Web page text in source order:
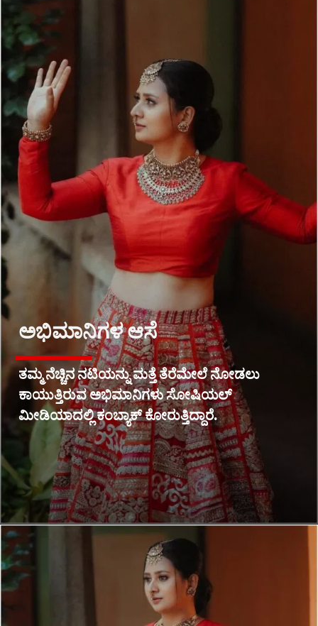
ಅಭಿಮಾನಿಗಳ ಆಸೆ
ತಮ್ಮ ನೆಚ್ಚಿನ ನಟಿಯನ್ನು ಮತ್ತೆ ತೆರೆಮೇಲೆ ನೋಡಲು
ಕಾಯುತ್ತಿರುವ ಅಭಿಮಾನಿಗಳು ಸೋಷಿಯಲ್
ಮೀಡಿಯಾದಲ್ಲಿ ಕಂಬ್ಯಾಕ್ ಕೋರುತ್ತಿದ್ದಾರೆ.